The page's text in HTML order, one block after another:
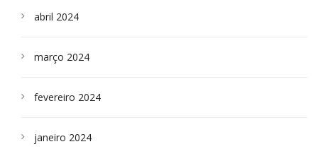
abril 2024
março 2024
fevereiro 2024
janeiro 2024